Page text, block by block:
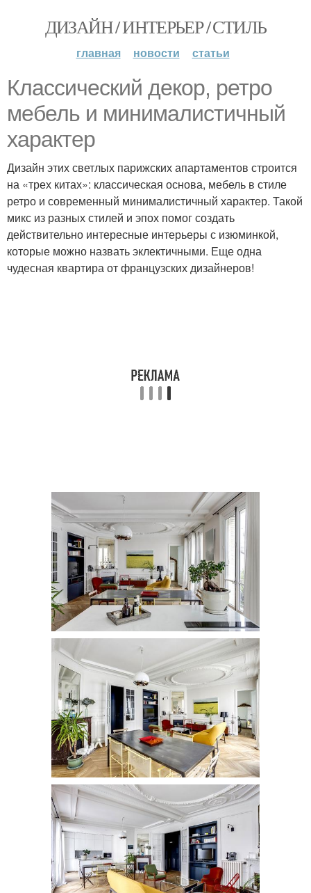
ДИЗАЙН / ИНТЕРЬЕР / СТИЛЬ
главная новости статьи
Классический декор, ретро
мебель и минималистичный
характер
Дизайн этих светлых парижских апартаментов строится
на «трех китах»: классическая основа, мебель в стиле
ретро и современный минималистичный характер. Такой
микс из разных стилей и эпох помог создать
действительно интересные интерьеры с изюминкой,
которые можно назвать эклектичными. Еще одна
чудесная квартира от французских дизайнеров!